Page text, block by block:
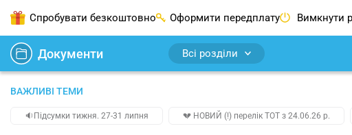
Спробувати безкоштовно Оформити передплату Вимкнути
Документи Всі розділи
ВАЖЛИВІ ТЕМИ
🔉Підсумки тижня. 27-31 липня 💔 НОВИЙ (!) перелік ТОТ з 24.06.26 р.